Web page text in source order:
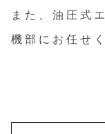
また、油圧式
機部にお任せ